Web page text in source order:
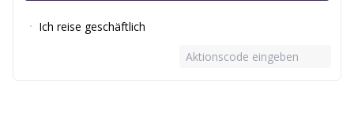
Ich reise geschäftlich
Aktionscode eingeben